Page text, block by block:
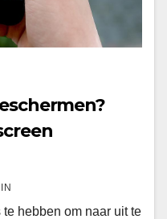
hebben om naar uit te